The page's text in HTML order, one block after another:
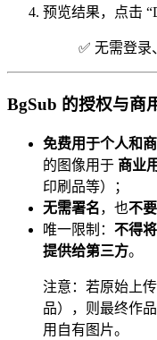
预览结果，点击
✅ 无需登录
BgSub 的授权与商
免费用于个人和
的图像用于 商业
印刷品等）；
无需署名，也不
唯一限制： 不得
提供给第三方。
注意：若原始上
品），则最终作
用自有图片。